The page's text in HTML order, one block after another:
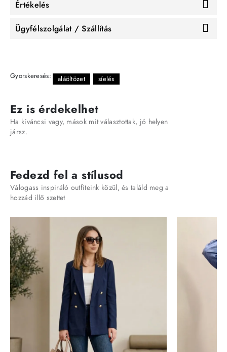
Értékelés
Ügyfélszolgálat / Szállítás
Gyorskeresés: aláöltözet síelés
Ez is érdekelhet
Ha kíváncsi vagy, mások mit választottak, jó helyen
jársz.
Fedezd fel a stílusod
Válogass inspiráló outfiteink közül, és találd meg a
hozzád illő szettet